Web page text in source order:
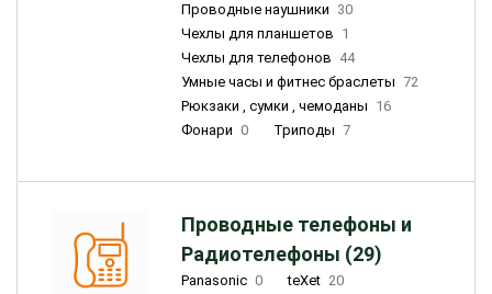
Проводные наушники 30
Чехлы для планшетов 1
Чехлы для телефонов 44
Умные часы и фитнес браслеты 72
Рюкзаки , сумки , чемоданы 16
Фонари 0 Триподы 7
Проводные телефоны и
Радиотелефоны (29)
Panasonic 0 teXet 20